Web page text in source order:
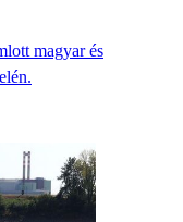
magyar és